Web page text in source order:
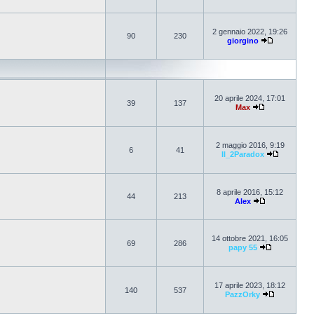
90 230
2 gennaio 2022, 19:26
giorgino
39 137
20 aprile 2024, 17:01
Max
6 41
2 maggio 2016, 9:19
Il_2Paradox
44 213
8 aprile 2016, 15:12
Alex
69 286
14 ottobre 2021, 16:05
papy 55
140 537
17 aprile 2023, 18:12
PazzOrky